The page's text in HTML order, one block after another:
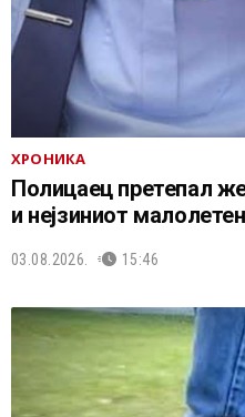
ХРОНИКА
Полицаец претепал
и нејзиниот
03.08.2026. 15:46